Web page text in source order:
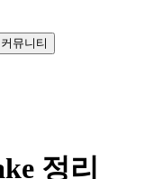
커뮤니티
정리